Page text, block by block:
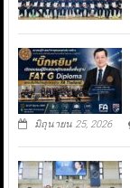
มิถุนายน 25, 2026